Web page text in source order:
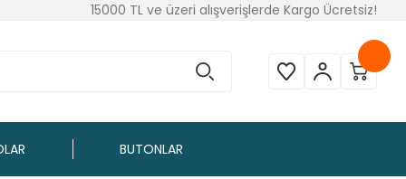
15000 TL ve üzeri alışverişlerde Kargo Ücretsiz!
BUTONLAR